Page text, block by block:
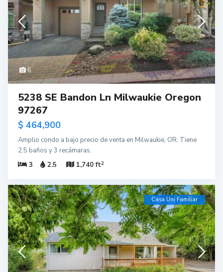
6
5238 SE Bandon Ln Milwaukie Oregon
97267
$ 464,900
Amplio condo a bajo precio de venta en Milwaukie, OR. Tiene
2.5 baños y 3 recámaras.
3
2.5 1,740 ft2
Casa Uni Familiar